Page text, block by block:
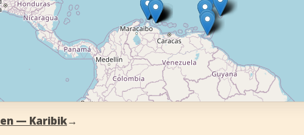
— Karibik→